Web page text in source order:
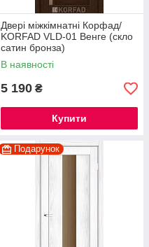
Двері міжкімнатні Корфад/
KORFAD VLD-01 Венге (скло
сатин бронза)
В наявності
5 190 ₴
Купити
Подарунок